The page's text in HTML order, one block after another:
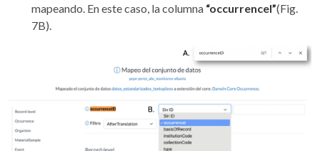
mapeando. En este caso, la columna “occurrenceI”(Fig.
7B).